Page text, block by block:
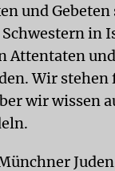
und
in
Attentaten
Wir
wir wissen